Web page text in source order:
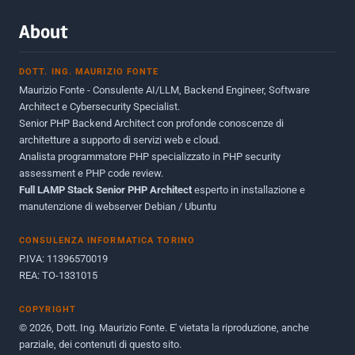
Giugno 2012
Maggio 2011
Dicembre 2010
Ottobre 2010
Maggio 2010
Giugno 2009
About
DOTT. ING. MAURIZIO FONTE
Maurizio Fonte - Consulente AI/LLM, Backend Engineer, Software
Architect e Cybersecurity Specialist.
Senior PHP Backend Architect con profonde conoscenze di
architetture a supporto di servizi web e cloud.
Analista programmatore PHP specializzato in PHP security
assessment e PHP code review.
Full LAMP Stack Senior PHP Architect esperto in installazione e
manutenzione di webserver Debian / Ubuntu
CONSULENZA INFORMATICA TORINO
P.IVA: 11396570019
REA: TO-1331015
COPYRIGHT
© 2026, Dott. Ing. Maurizio Fonte. E' vietata la riproduzione, anche
parziale, dei contenuti di questo sito.